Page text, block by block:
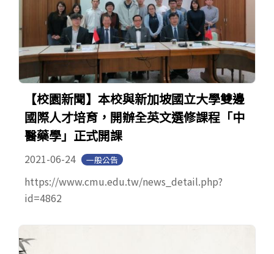
【校園新聞】本校與新加坡國立大學雙邊
國際人才培育，開辦全英文選修課程「中
醫藥學」正式開課
2021-06-24 一般公告
https://www.cmu.edu.tw/news_detail.php?
id=4862